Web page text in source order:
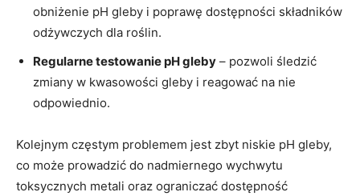
obniżenie ‍pH gleby‌ i poprawę⁣ dostępności składników⁤
odżywczych ⁣dla ‍roślin.
Regularne ​testowanie pH gleby – pozwoli śledzić
zmiany w kwasowości gleby ‌i reagować‍ na‌ nie
odpowiednio.
Kolejnym częstym problemem⁣ jest zbyt⁢ niskie pH ⁣gleby,
⁢co może prowadzić do nadmiernego⁣ wychwytu⁣
toksycznych metali oraz⁤ ograniczać ⁢dostępność‍